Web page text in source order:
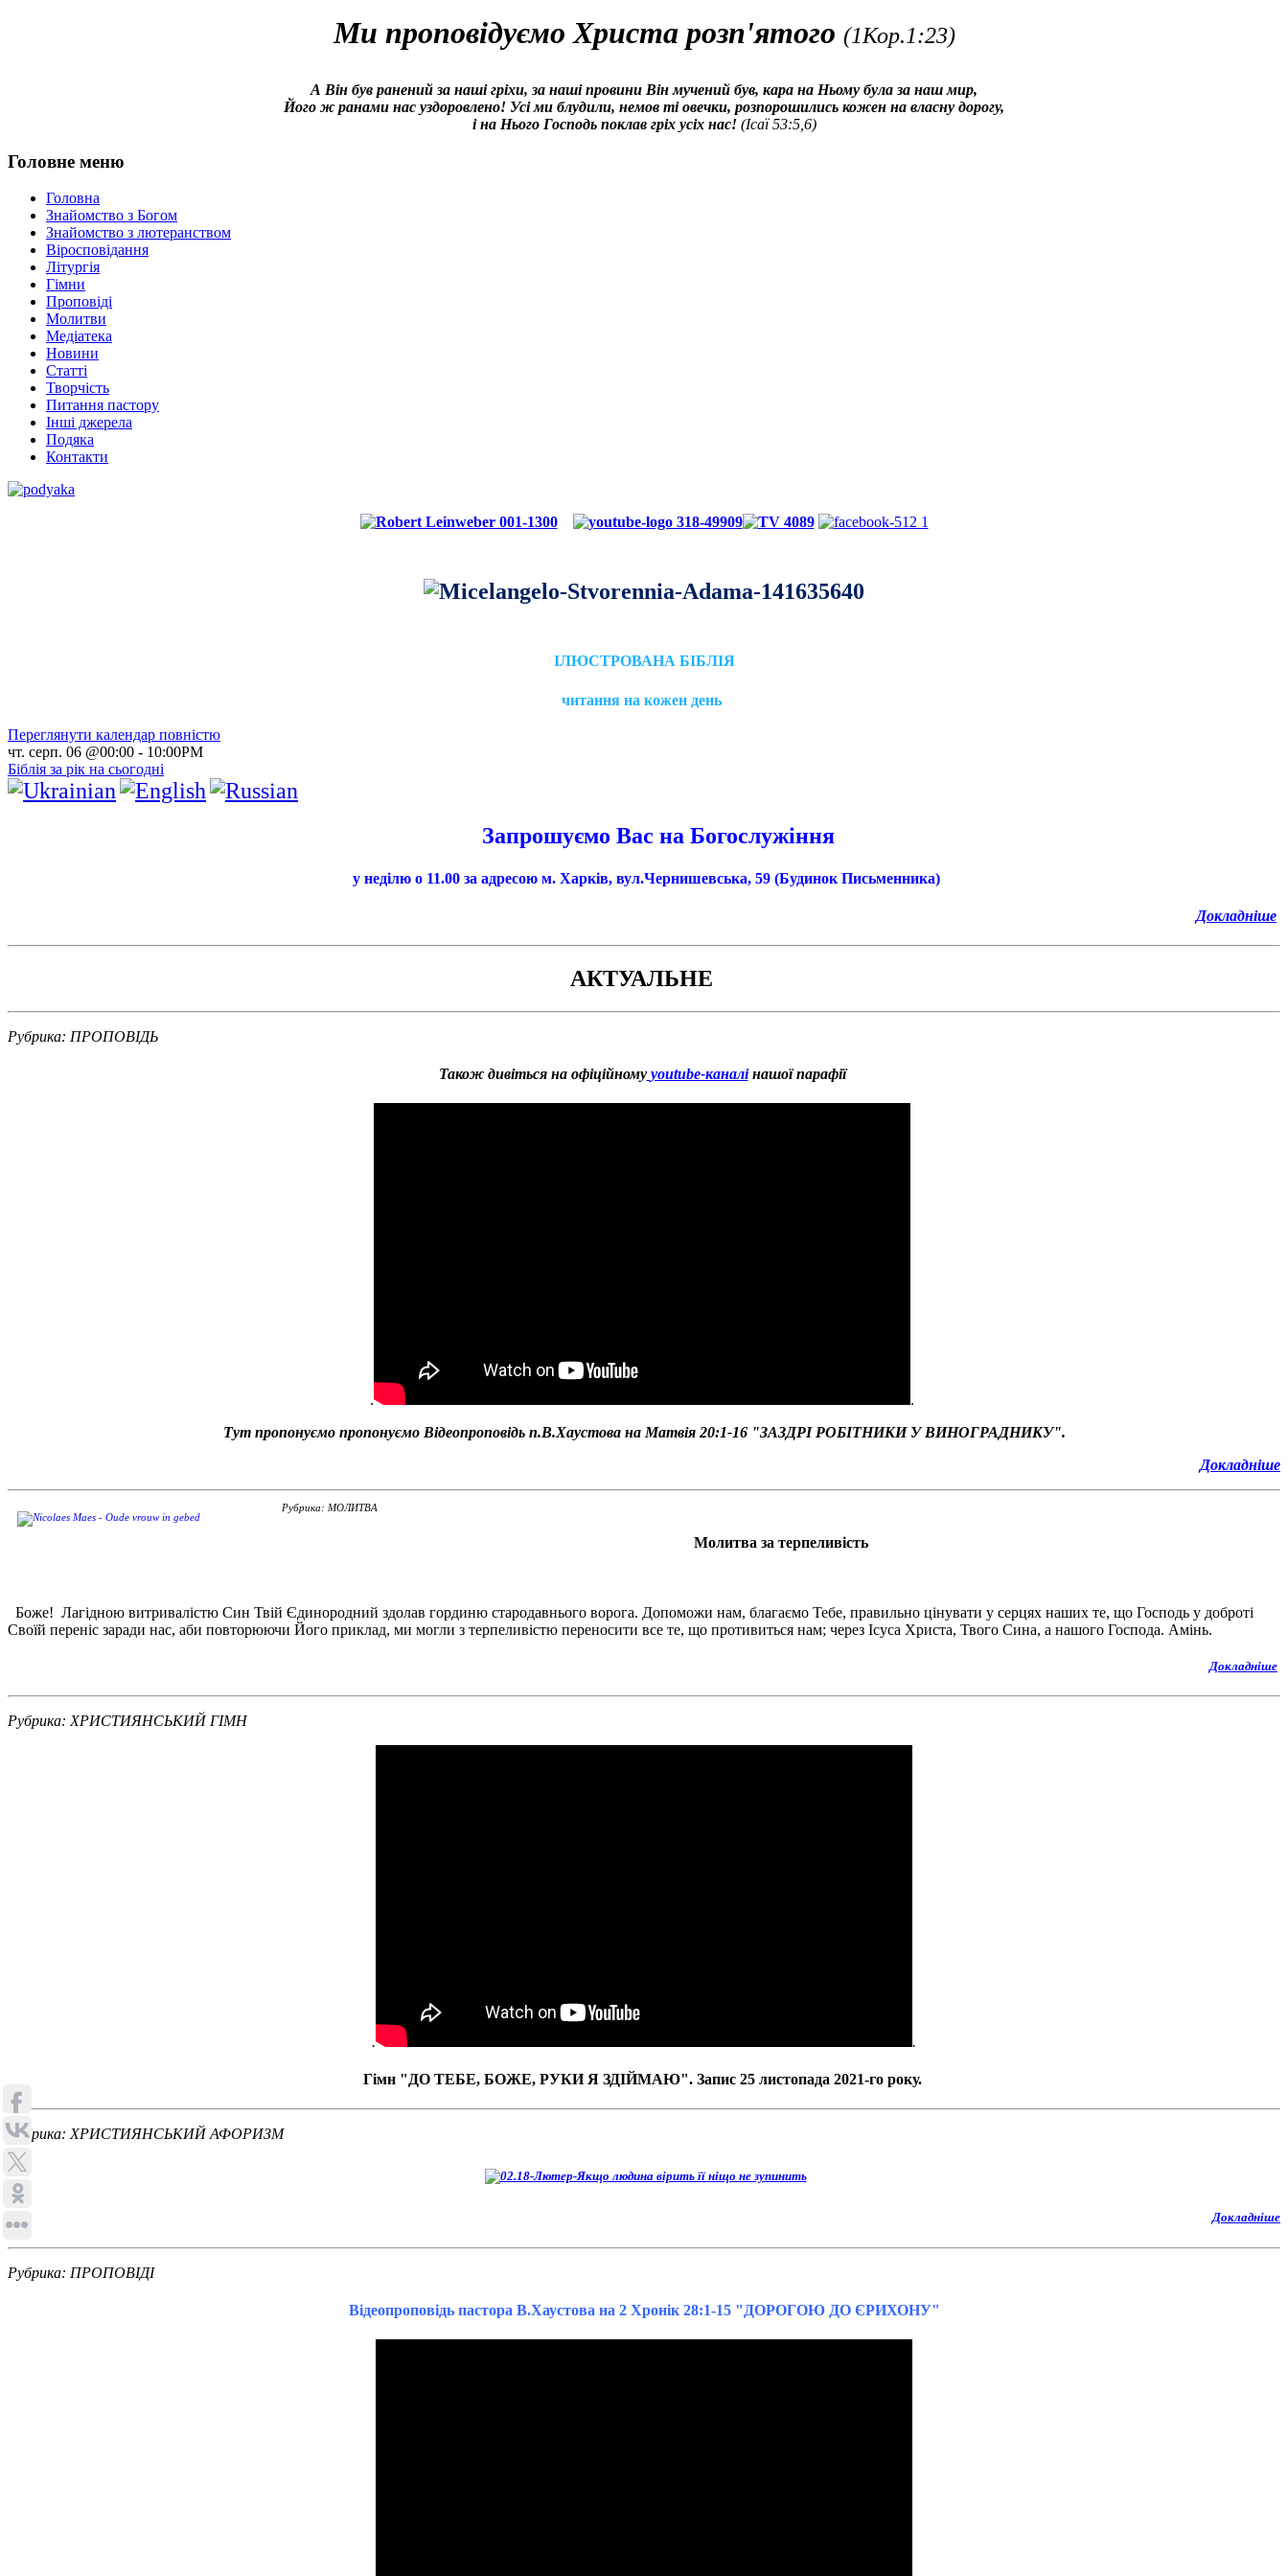
Ми проповідуємо Христа розп'ятого (1Кор.1:23)
А Він був ранений за наші гріхи, за наші провини Він мучений був, кара на Ньому була за наш мир,
Його ж ранами нас уздоровлено! Усі ми блудили, немов ті овечки, розпорошились кожен на власну дорогу,
і на Нього Господь поклав гріх усіх нас! (Ісаї 53:5,6)
Головне меню
Головна
Знайомство з Богом
Знайомство з лютеранством
Віросповідання
Літургія
Гімни
Проповіді
Молитви
Медіатека
Новини
Статті
Творчість
Питання пастору
Інші джерела
Подяка
Контакти
ІЛЮСТРОВАНА БІБЛІЯ
читання на кожен день
Переглянути календар повністю
чт. серп. 06 @00:00 - 10:00PM
Біблія за рік на сьогодні
Запрошуємо Вас на Богослужіння
у неділю о 11.00 за адресою м. Харків, вул.Чернишевська, 59 (Будинок Письменника)
Докладніше
АКТУАЛЬНЕ
Рубрика: ПРОПОВІДЬ
Також дивіться на офіційному youtube-каналінашої парафії
.
.
Тут пропонуємо пропонуємо Відеопроповідь п.В.Хаустова на Матвія 20:1-16 "ЗАЗДРІ РОБІТНИКИ У ВИНОГРАДНИКУ".
Докладніше
Рубрика: МОЛИТВА
Молитва за терпеливість
Боже! Лагідною витривалістю Син Твій Єдинородний здолав гординю стародавнього ворога. Допоможи нам, благаємо Тебе, правильно цінувати у серцях наших те, що Господь у доброті
Своїй переніс заради нас, аби повторюючи Його приклад, ми могли з терпеливістю переносити все те, що противиться нам; через Ісуса Христа, Твого Сина, а нашого Господа. Амінь.
Докладніше
Рубрика: ХРИСТИЯНСЬКИЙ ГІМН
. .
Гімн "ДО ТЕБЕ, БОЖЕ, РУКИ Я ЗДІЙМАЮ". Запис 25 листопада 2021-го року.
Рубрика: ХРИСТИЯНСЬКИЙ АФОРИЗМ
Докладніше
Рубрика: ПРОПОВІДІ
Відеопроповідь пастора В.Хаустова на 2 Хронік 28:1-15 "ДОРОГОЮ ДО ЄРИХОНУ"